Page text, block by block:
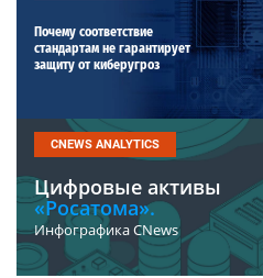
Почему соответствие
стандартам не гарантирует
защиту от киберугроз
CNEWS ANALYTICS
Цифровые активы
«Росатома».
Инфографика CNews